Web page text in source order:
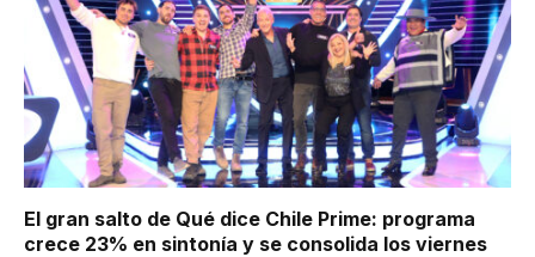
El gran salto de Qué dice Chile Prime: programa
crece 23% en sintonía y se consolida los viernes